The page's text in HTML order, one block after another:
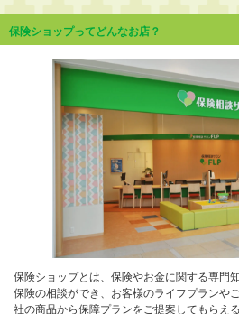
保険ショップってどんなお店？
保険ショップとは、保険やお金に関する専門
保険の相談ができ、お客様のライフプランや
社の商品から保障プランをご提案してもらえる